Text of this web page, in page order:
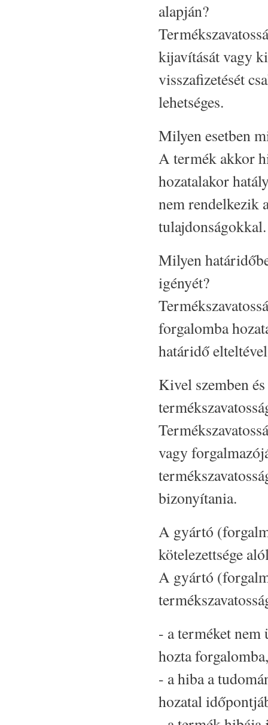
alapján?
kijavítását vagy
visszafizetését
lehetséges.
Milyen esetben
A termék akkor
hozatalakor
nem rendelkezik
tulajdonságokkal.
Milyen
igényét?
forgalomba
határidő
Kivel szemben
vagy
bizonyítania.
A gyártó
kötelezettsége
A gyártó
- a terméket nem
hozta
- a hiba a
hozatal